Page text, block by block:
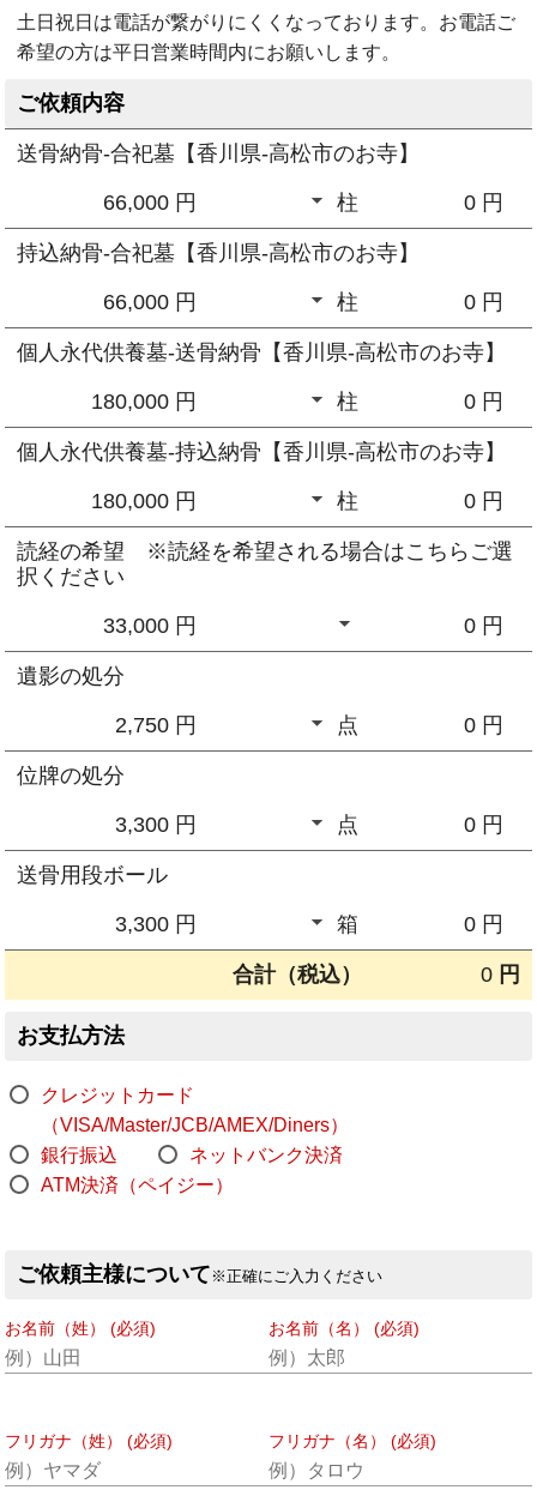
土日祝日は電話が繋がりにくくなっております。お電話ご
希望の方は平日営業時間内にお願いします。
ご依頼内容
送骨納骨-合祀墓【香川県-高松市のお寺】
66,000 円 柱 0 円
持込納骨-合祀墓【香川県-高松市のお寺】
66,000 円 柱 0 円
個人永代供養墓-送骨納骨【香川県-高松市のお寺】
180,000 円 柱 0 円
個人永代供養墓-持込納骨【香川県-高松市のお寺】
180,000 円 柱 0 円
読経の希望 ※読経を希望される場合はこちらご選
択ください
33,000 円 0 円
遺影の処分
2,750 円 点 0 円
位牌の処分
3,300 円 点 0 円
送骨用段ボール
3,300 円 箱 0 円
合計（税込） 0円
お支払方法
クレジットカード
（VISA/Master/JCB/AMEX/Diners）
銀行振込
ネットバンク決済
ATM決済（ペイジー）
ご依頼主様について ※正確にご入力ください
お名前（姓） (必須) お名前（名） (必須)
フリガナ（姓） (必須) フリガナ（名） (必須)